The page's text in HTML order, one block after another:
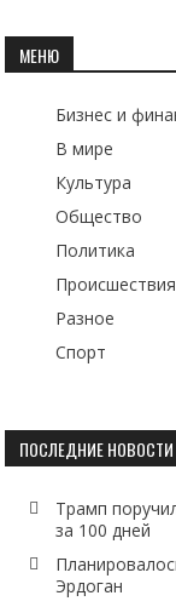
МЕНЮ
Бизнес и
В мире
Культура
Общество
Политика
Происшествия
Разное
Спорт
ПОСЛЕДНИЕ НОВОСТИ
Трамп
за 100 дней
Эрдоган